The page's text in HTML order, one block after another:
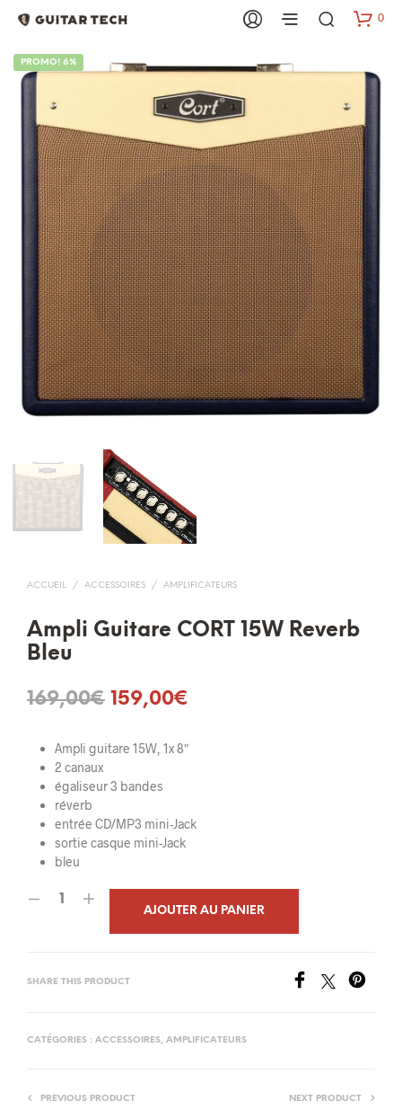
0
PROMO! 6%
ACCUEIL / ACCESSOIRES / AMPLIFICATEURS
Ampli Guitare CORT 15W Reverb
Bleu
169,00€ Le
initial
était :
169,00€.
159,00€
159,00€.
Ampli guitare 15W, 1x 8″
2 canaux
égaliseur 3 bandes
réverb
entrée CD/MP3 mini-Jack
sortie casque mini-Jack
bleu
AJOUTER AU PANIER
SHARE THIS PRODUCT
CATÉGORIES : ACCESSOIRES, AMPLIFICATEURS
PREVIOUS PRODUCT NEXT PRODUCT